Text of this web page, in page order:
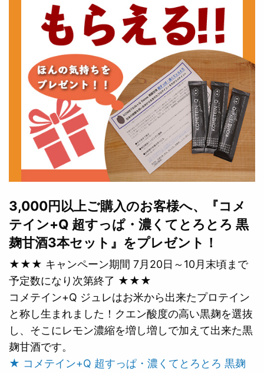
3,000円以上ご購入のお客様へ、『コメ
テイン+Q 超すっぱ・濃くてとろとろ 黒
麹甘酒3本セット』をプレゼント！
★★★ キャンペーン期間 7月20日～10月末頃まで
予定数になり次第終了 ★★★
コメテイン+Q ジュレはお米から出来たプロテイン
と称し生まれました！クエン酸度の高い黒麹を選抜
し、そこにレモン濃縮を増し増しで加えて出来た黒
麹甘酒です。
★ コメテイン+Q 超すっぱ・濃くてとろとろ 黒麹